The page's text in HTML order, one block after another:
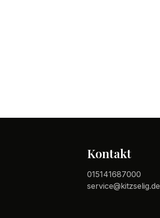
Kontakt
015141687000
service@kitzselig.de